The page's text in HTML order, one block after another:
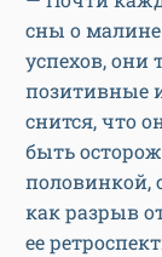
сны о
успехов,
позитивные
снится, что
быть
половинкой,
как разрыв
ее